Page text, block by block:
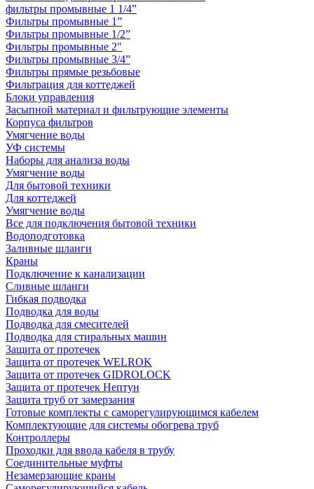
фильтры промывные 1 1/4”
Фильтры промывные 1”
Фильтры промывные 1/2”
Фильтры промывные 2"
Фильтры промывные 3/4”
Фильтры прямые резьбовые
Фильтрация для коттеджей
Блоки управления
Засыпной материал и фильтрующие элементы
Корпуса фильтров
Умягчение воды
УФ системы
Наборы для анализа воды
Умягчение воды
Для бытовой техники
Для коттеджей
Умягчение воды
Все для подключения бытовой техники
Водоподготовка
Заливные шланги
Краны
Подключение к канализации
Сливные шланги
Гибкая подводка
Подводка для воды
Подводка для смесителей
Подводка для стиральных машин
Защита от протечек
Защита от протечек WELROK
Защита от протечек GIDROLOCK
Защита от протечек Нептун
Защита труб от замерзания
Готовые комплекты с саморегулирующимся кабелем
Комплектующие для системы обогрева труб
Контроллеры
Проходки для ввода кабеля в трубу
Соединительные муфты
Незамерзающие краны